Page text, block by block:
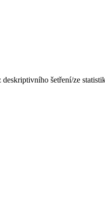
šetření/ze